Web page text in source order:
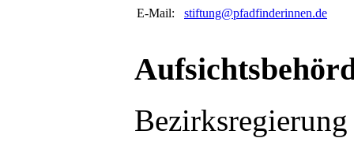
E-Mail: stiftung@pfadfinderinnen.de